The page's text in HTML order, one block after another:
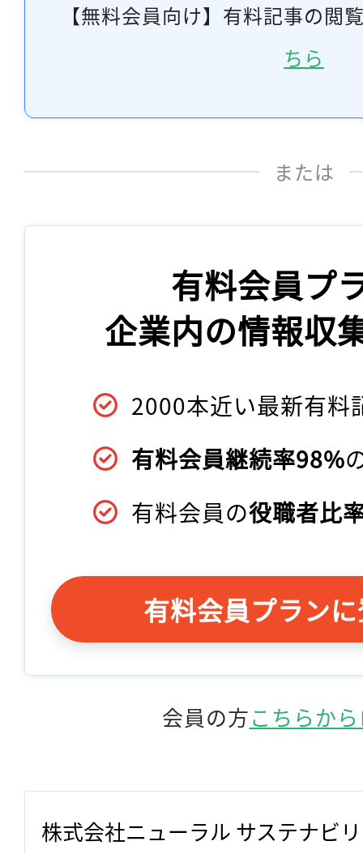
【無料会員向け】有料記事の閲
ちら
または
有料会員プ
企業内の情報収
2000本近い最新有料
有料会員継続率98%
有料会員の役職者比
有料会員プラン
会員の方こちらか
株式会社ニューラル サステナビ